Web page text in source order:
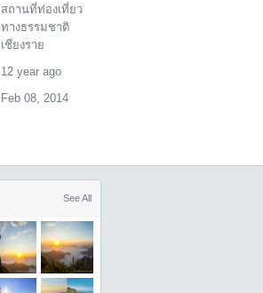
สถานที่ท่องเที่ยว
ทางธรรมชาติ
เชียงราย
12 year ago
Feb 08, 2014
See All